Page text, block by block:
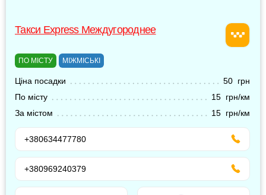
Такси Express Междугороднее
ПО МІСТУ МІЖМІСЬКІ
Ціна посадки
50 грн
По місту
15 грн/км
За містом
15 грн/км
+380634477780
+380969240379